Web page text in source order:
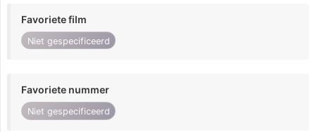
Favoriete film
Niet gespecificeerd
Favoriete nummer
Niet gespecificeerd